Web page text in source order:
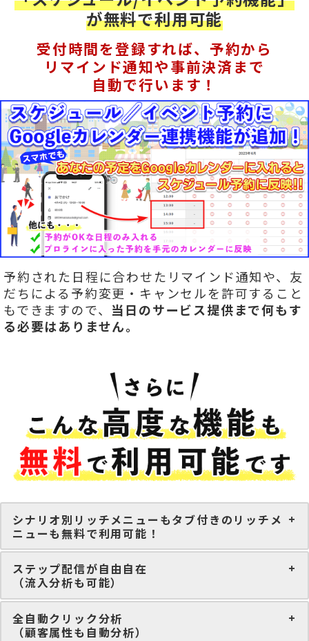
が無料で利用可能
受付時間を登録すれば、予約から
リマインド通知や事前決済まで
自動で行います！
予約された日程に合わせたリマインド通知や、友
だちによる予約変更・キャンセルを許可すること
もできますので、 当日のサービス提供まで何もす
る必要はありません。
シナリオ別リッチメニューもタブ付きのリッチメ
ニューも無料で利用可能！
ステップ配信が自由自在
（流入分析も可能）
全自動クリック分析
（顧客属性も自動分析）